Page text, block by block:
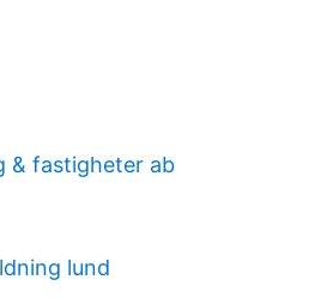
& fastigheter ab
lund